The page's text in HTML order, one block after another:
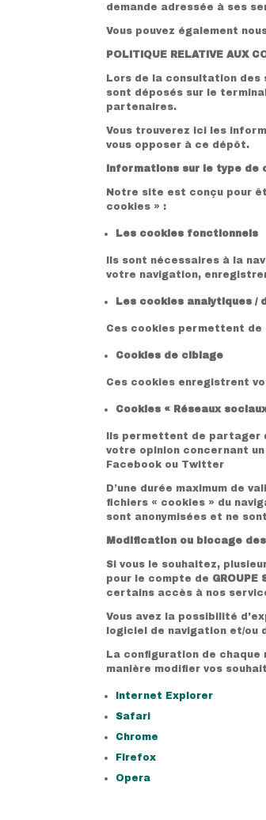
demande adressée à ses
Vous pouvez également
POLITIQUE RELATIVE AUX
Lors de la consultation des
sont déposés sur le
partenaires.
Vous trouverez ici les
vous opposer à ce dépôt.
Informations sur le type de
Notre site est conçu pour
cookies » :
Les cookies fonctionnels
Ils sont nécessaires à la
votre navigation,
Les cookies analytiques /
Ces cookies permettent
Cookies de ciblage
Ces cookies enregistrent
Cookies « Réseaux
Ils permettent de partager
votre opinion concernant
Facebook ou Twitter
D’une durée maximum de
fichiers « cookies » du
sont anonymisées et ne
Modification ou blocage
Si vous le souhaitez,
pour le compte de GROUPE
certains accès à nos
Vous avez la possibilité
logiciel de navigation et/ou
La configuration de
manière modifier vos
Internet Explorer
Safari
Chrome
Firefox
Opera